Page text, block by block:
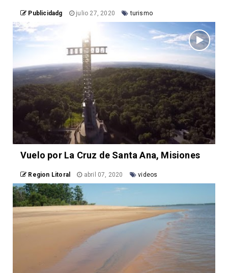
Publicidadg julio 27, 2020 turismo
Vuelo por La Cruz de Santa Ana, Misiones
Region Litoral abril 07, 2020 videos